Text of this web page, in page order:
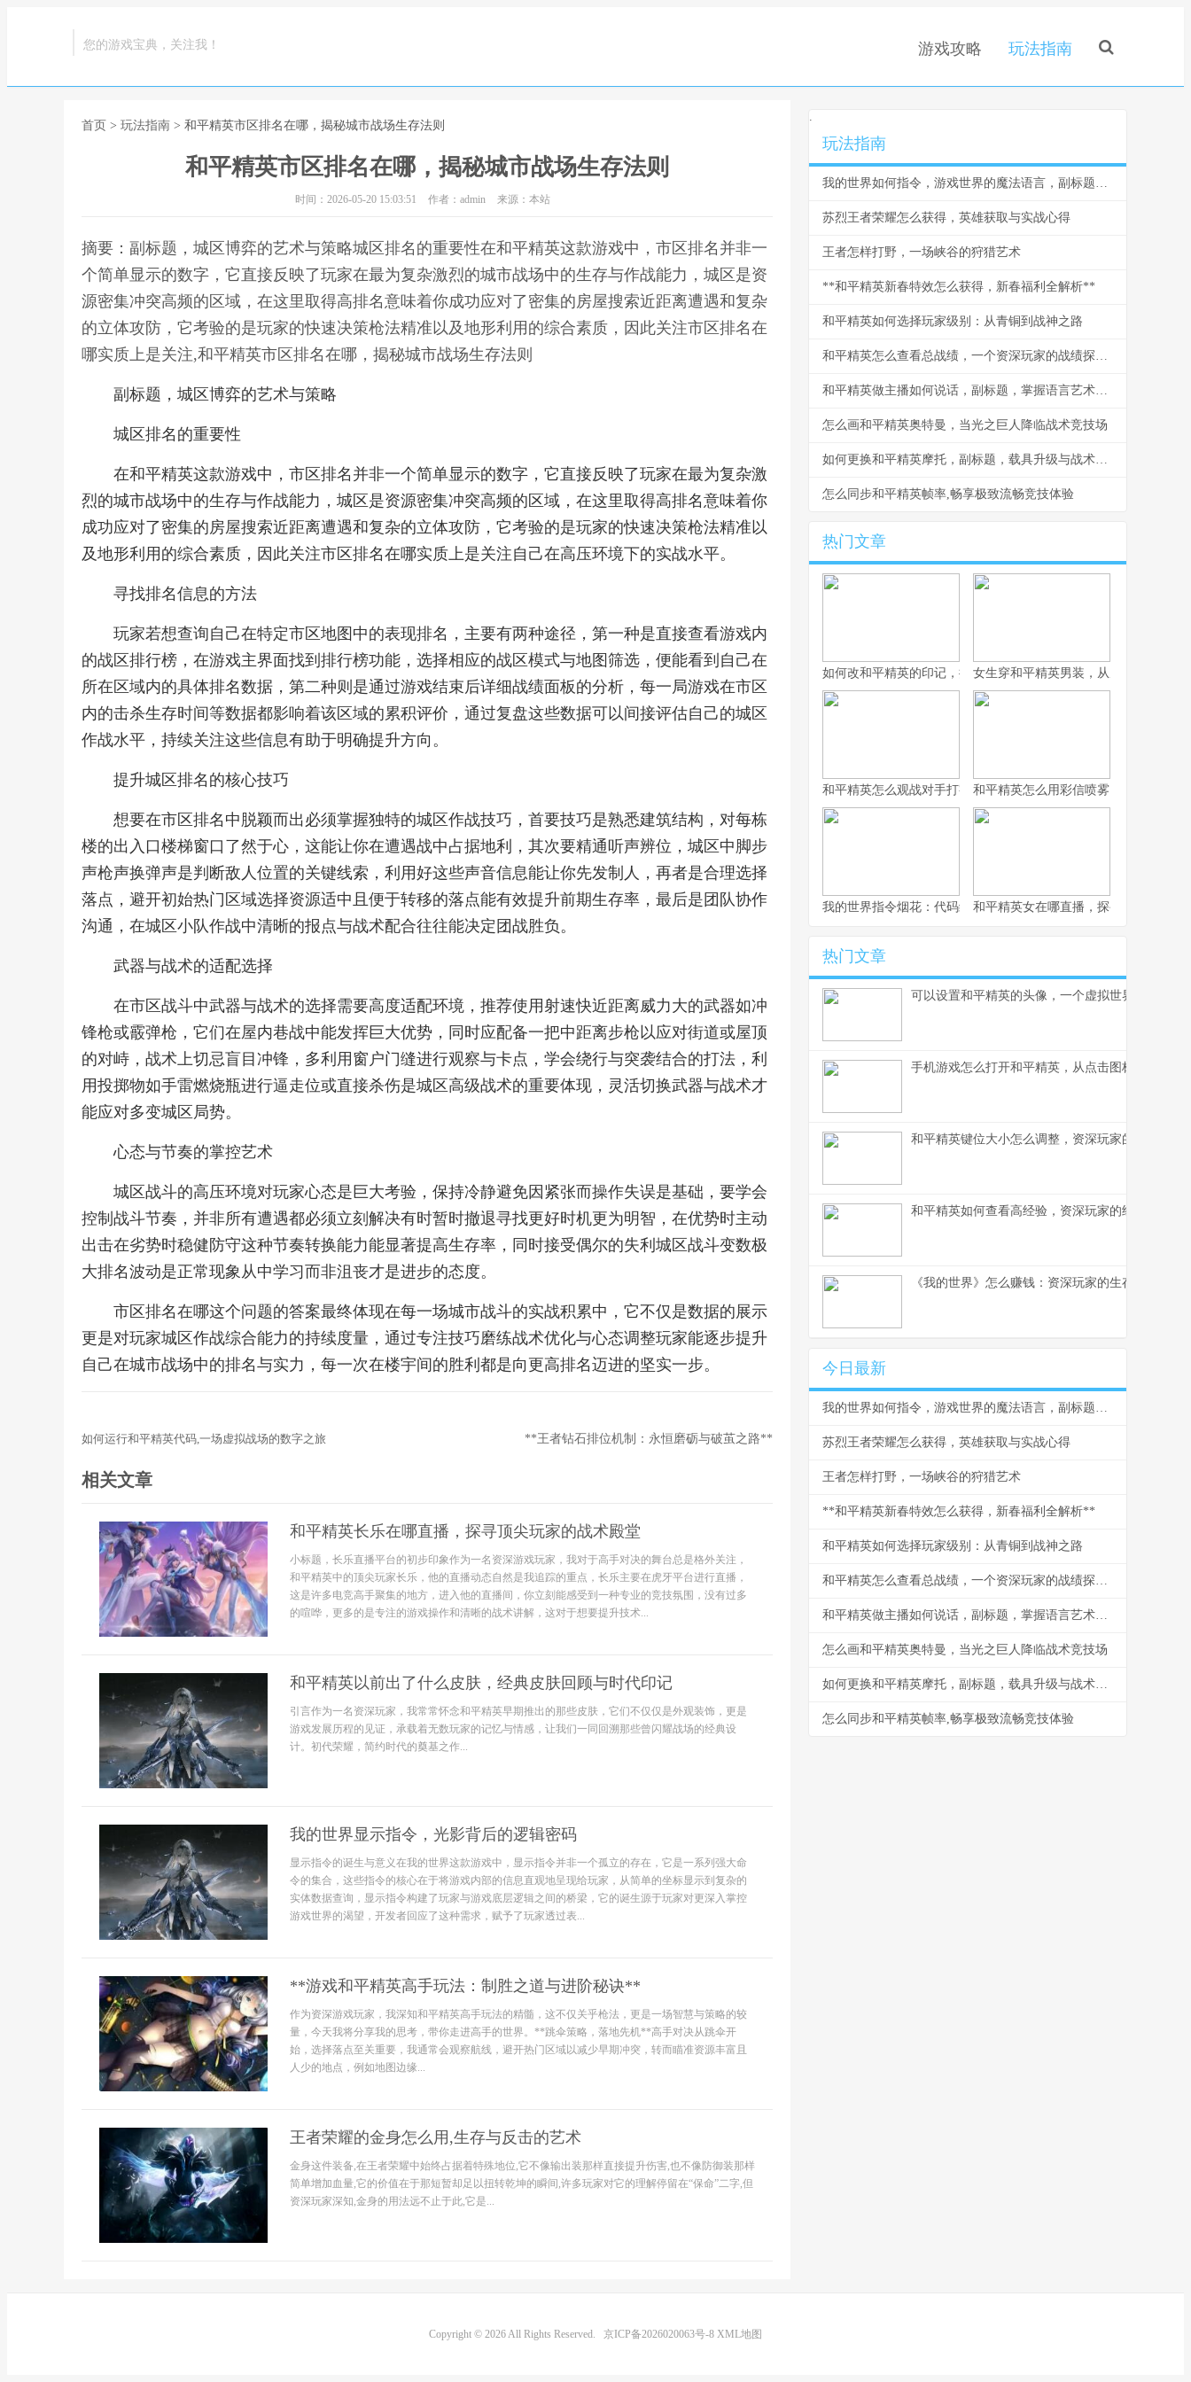
您的游戏宝典，关注我！ 游戏攻略 玩法指南
首页 > 玩法指南 > 和平精英市区排名在哪，揭秘城市战场生存法则
和平精英市区排名在哪，揭秘城市战场生存法则
时间：2026-05-20 15:03:51 作者：admin 来源：本站
摘要：副标题，城区博弈的艺术与策略城区排名的重要性在和平精英这款游戏中，市区排名并非一
个简单显示的数字，它直接反映了玩家在最为复杂激烈的城市战场中的生存与作战能力，城区是资
源密集冲突高频的区域，在这里取得高排名意味着你成功应对了密集的房屋搜索近距离遭遇和复杂
的立体攻防，它考验的是玩家的快速决策枪法精准以及地形利用的综合素质，因此关注市区排名在
哪实质上是关注,和平精英市区排名在哪，揭秘城市战场生存法则
副标题，城区博弈的艺术与策略
城区排名的重要性
在和平精英这款游戏中，市区排名并非一个简单显示的数字，它直接反映了玩家在最为复杂激
烈的城市战场中的生存与作战能力，城区是资源密集冲突高频的区域，在这里取得高排名意味着你
成功应对了密集的房屋搜索近距离遭遇和复杂的立体攻防，它考验的是玩家的快速决策枪法精准以
及地形利用的综合素质，因此关注市区排名在哪实质上是关注自己在高压环境下的实战水平。
寻找排名信息的方法
玩家若想查询自己在特定市区地图中的表现排名，主要有两种途径，第一种是直接查看游戏内
的战区排行榜，在游戏主界面找到排行榜功能，选择相应的战区模式与地图筛选，便能看到自己在
所在区域内的具体排名数据，第二种则是通过游戏结束后详细战绩面板的分析，每一局游戏在市区
内的击杀生存时间等数据都影响着该区域的累积评价，通过复盘这些数据可以间接评估自己的城区
作战水平，持续关注这些信息有助于明确提升方向。
提升城区排名的核心技巧
想要在市区排名中脱颖而出必须掌握独特的城区作战技巧，首要技巧是熟悉建筑结构，对每栋
楼的出入口楼梯窗口了然于心，这能让你在遭遇战中占据地利，其次要精通听声辨位，城区中脚步
声枪声换弹声是判断敌人位置的关键线索，利用好这些声音信息能让你先发制人，再者是合理选择
落点，避开初始热门区域选择资源适中且便于转移的落点能有效提升前期生存率，最后是团队协作
沟通，在城区小队作战中清晰的报点与战术配合往往能决定团战胜负。
武器与战术的适配选择
在市区战斗中武器与战术的选择需要高度适配环境，推荐使用射速快近距离威力大的武器如冲
锋枪或霰弹枪，它们在屋内巷战中能发挥巨大优势，同时应配备一把中距离步枪以应对街道或屋顶
的对峙，战术上切忌盲目冲锋，多利用窗户门缝进行观察与卡点，学会绕行与突袭结合的打法，利
用投掷物如手雷燃烧瓶进行逼走位或直接杀伤是城区高级战术的重要体现，灵活切换武器与战术才
能应对多变城区局势。
心态与节奏的掌控艺术
城区战斗的高压环境对玩家心态是巨大考验，保持冷静避免因紧张而操作失误是基础，要学会
控制战斗节奏，并非所有遭遇都必须立刻解决有时暂时撤退寻找更好时机更为明智，在优势时主动
出击在劣势时稳健防守这种节奏转换能力能显著提高生存率，同时接受偶尔的失利城区战斗变数极
大排名波动是正常现象从中学习而非沮丧才是进步的态度。
市区排名在哪这个问题的答案最终体现在每一场城市战斗的实战积累中，它不仅是数据的展示
更是对玩家城区作战综合能力的持续度量，通过专注技巧磨练战术优化与心态调整玩家能逐步提升
自己在城市战场中的排名与实力，每一次在楼宇间的胜利都是向更高排名迈进的坚实一步。
如何运行和平精英代码,一场虚拟战场的数字之旅 **王者钻石排位机制：永恒磨砺与破茧之路**
相关文章
和平精英长乐在哪直播，探寻顶尖玩家的战术殿堂
小标题，长乐直播平台的初步印象作为一名资深游戏玩家，我对于高手对决的舞台总是格外关注，
和平精英中的顶尖玩家长乐，他的直播动态自然是我追踪的重点，长乐主要在虎牙平台进行直播，
这是许多电竞高手聚集的地方，进入他的直播间，你立刻能感受到一种专业的竞技氛围，没有过多
的喧哗，更多的是专注的游戏操作和清晰的战术讲解，这对于想要提升技术...
和平精英以前出了什么皮肤，经典皮肤回顾与时代印记
引言作为一名资深玩家，我常常怀念和平精英早期推出的那些皮肤，它们不仅仅是外观装饰，更是
游戏发展历程的见证，承载着无数玩家的记忆与情感，让我们一同回溯那些曾闪耀战场的经典设
计。初代荣耀，简约时代的奠基之作...
我的世界显示指令，光影背后的逻辑密码
显示指令的诞生与意义在我的世界这款游戏中，显示指令并非一个孤立的存在，它是一系列强大命
令的集合，这些指令的核心在于将游戏内部的信息直观地呈现给玩家，从简单的坐标显示到复杂的
实体数据查询，显示指令构建了玩家与游戏底层逻辑之间的桥梁，它的诞生源于玩家对更深入掌控
游戏世界的渴望，开发者回应了这种需求，赋予了玩家透过表...
**游戏和平精英高手玩法：制胜之道与进阶秘诀**
作为资深游戏玩家，我深知和平精英高手玩法的精髓，这不仅关乎枪法，更是一场智慧与策略的较
量，今天我将分享我的思考，带你走进高手的世界。**跳伞策略，落地先机**高手对决从跳伞开
始，选择落点至关重要，我通常会观察航线，避开热门区域以减少早期冲突，转而瞄准资源丰富且
人少的地点，例如地图边缘...
王者荣耀的金身怎么用,生存与反击的艺术
金身这件装备,在王者荣耀中始终占据着特殊地位,它不像输出装那样直接提升伤害,也不像防御装那样
简单增加血量,它的价值在于那短暂却足以扭转乾坤的瞬间,许多玩家对它的理解停留在“保命”二字,但
资深玩家深知,金身的用法远不止于此,它是...
.
玩法指南
我的世界如何指令，游戏世界的魔法语言，副标题为资深玩家必备的创造指南
苏烈王者荣耀怎么获得，英雄获取与实战心得
王者怎样打野，一场峡谷的狩猎艺术
**和平精英新春特效怎么获得，新春福利全解析**
和平精英如何选择玩家级别：从青铜到战神之路
和平精英怎么查看总战绩，一个资深玩家的战绩探索之旅
和平精英做主播如何说话，副标题，掌握语言艺术引爆直播间
怎么画和平精英奥特曼，当光之巨人降临战术竞技场
如何更换和平精英摩托，副标题，载具升级与战术革新
怎么同步和平精英帧率,畅享极致流畅竞技体验
热门文章
如何改和平精英的印记，提升战术竞技体验女生穿和平精英男装，从虚拟战场到现
和平精英怎么观战对手打字之战术观察与交流艺术，副标题观战中
和平精英怎么用彩信喷雾，战术迷雾中
我的世界指令烟花：代码编织的夜空盛宴和平精英女在哪直播，探寻顶尖女玩家
热门文章
可以设置和平精英的头像，一个虚拟世界的自我宣
手机游戏怎么打开和平精英，从点击图标到沉浸战
和平精英键位大小怎么调整，资深玩家的精细操控
和平精英如何查看高经验，资深玩家的经验洞察之
《我的世界》怎么赚钱：资深玩家的生存与致富之
今日最新
我的世界如何指令，游戏世界的魔法语言，副标题为资深玩家必备的创造指南
苏烈王者荣耀怎么获得，英雄获取与实战心得
王者怎样打野，一场峡谷的狩猎艺术
**和平精英新春特效怎么获得，新春福利全解析**
和平精英如何选择玩家级别：从青铜到战神之路
和平精英怎么查看总战绩，一个资深玩家的战绩探索之旅
和平精英做主播如何说话，副标题，掌握语言艺术引爆直播间
怎么画和平精英奥特曼，当光之巨人降临战术竞技场
如何更换和平精英摩托，副标题，载具升级与战术革新
怎么同步和平精英帧率,畅享极致流畅竞技体验
Copyright © 2026 All Rights Reserved. 京ICP备2026020063号-8 XML地图